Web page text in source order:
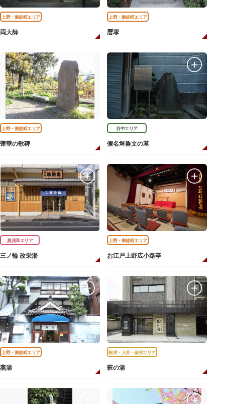
上野・御徒町エリア
両大師
上野・御徒町エリア
暦塚
上野・御徒町エリア
蓮華の歌碑
谷中エリア
假名垣魯文の墓
奥浅草エリア
三ノ輪 改栄湯
上野・御徒町エリア
お江戸上野広小路亭
上野・御徒町エリア
燕湯
根岸・入谷・金杉エリア
萩の湯